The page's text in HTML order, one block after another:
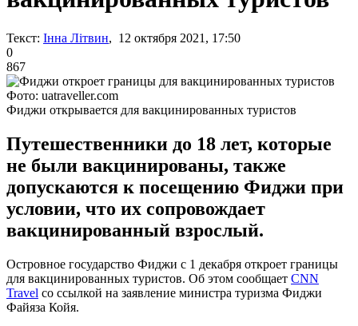
Текст: Інна Літвин, 12 октября 2021, 17:50
0
867
Фото: uatraveller.com
Фиджи открывается для вакцинированных туристов
Путешественники до 18 лет, которые
не были вакцинированы, также
допускаются к посещению Фиджи при
условии, что их сопровождает
вакцинированный взрослый.
Островное государство Фиджи с 1 декабря откроет границы
для вакцинированных туристов. Об этом сообщает CNN
Travel со ссылкой на заявление министра туризма Фиджи
Файяза Койя.